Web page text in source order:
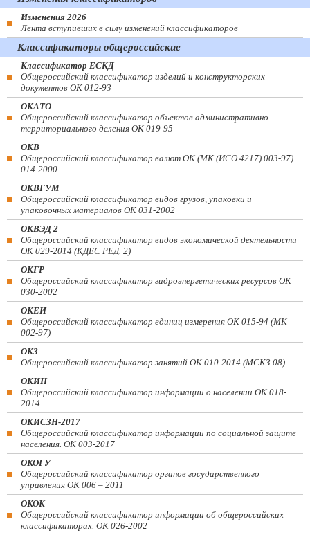
Изменения 2026
Лента вступивших в силу изменений классификаторов
Классификаторы общероссийские
Классификатор ЕСКД
Общероссийский классификатор изделий и конструкторских
документов ОК 012-93
ОКАТО
Общероссийский классификатор объектов административно-
территориального деления ОК 019-95
ОКВ
Общероссийский классификатор валют ОК (МК (ИСО 4217) 003-97)
014-2000
ОКВГУМ
Общероссийский классификатор видов грузов, упаковки и
упаковочных материалов ОК 031-2002
ОКВЭД 2
Общероссийский классификатор видов экономической деятельности
ОК 029-2014 (КДЕС РЕД. 2)
ОКГР
Общероссийский классификатор гидроэнергетических ресурсов ОК
030-2002
ОКЕИ
Общероссийский классификатор единиц измерения ОК 015-94 (МК
002-97)
ОКЗ
Общероссийский классификатор занятий ОК 010-2014 (МСКЗ-08)
ОКИН
Общероссийский классификатор информации о населении ОК 018-
2014
ОКИСЗН-2017
Общероссийский классификатор информации по социальной защите
населения. ОК 003-2017
ОКОГУ
Общероссийский классификатор органов государственного
управления ОК 006 – 2011
ОКОК
Общероссийский классификатор информации об общероссийских
классификаторах. ОК 026-2002